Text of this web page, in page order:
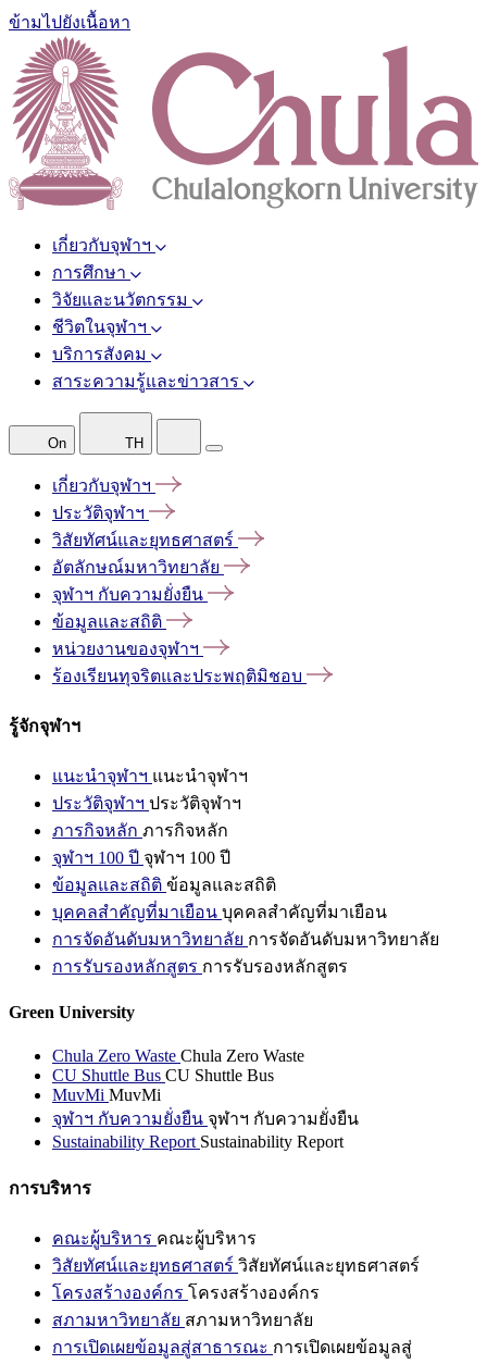
ข้ามไปยังเนื้อหา
เกี่ยวกับจุฬาฯ
การศึกษา
วิจัยและนวัตกรรม
ชีวิตในจุฬาฯ
บริการสังคม
สาระความรู้และข่าวสาร
On TH
เกี่ยวกับจุฬาฯ
ประวัติจุฬาฯ
วิสัยทัศน์และยุทธศาสตร์
อัตลักษณ์มหาวิทยาลัย
จุฬาฯ กับความยั่งยืน
ข้อมูลและสถิติ
หน่วยงานของจุฬาฯ
ร้องเรียนทุจริตและประพฤติมิชอบ
รู้จักจุฬาฯ
แนะนำจุฬาฯ แนะนำจุฬาฯ
ประวัติจุฬาฯ ประวัติจุฬาฯ
ภารกิจหลัก ภารกิจหลัก
จุฬาฯ 100 ปี จุฬาฯ 100 ปี
ข้อมูลและสถิติ ข้อมูลและสถิติ
บุคคลสำคัญที่มาเยือน บุคคลสำคัญที่มาเยือน
การจัดอันดับมหาวิทยาลัย การจัดอันดับมหาวิทยาลัย
การรับรองหลักสูตร การรับรองหลักสูตร
Green University
Chula Zero Waste Chula Zero Waste
CU Shuttle Bus CU Shuttle Bus
MuvMi MuvMi
จุฬาฯ กับความยั่งยืน จุฬาฯ กับความยั่งยืน
Sustainability Report Sustainability Report
การบริหาร
คณะผู้บริหาร คณะผู้บริหาร
วิสัยทัศน์และยุทธศาสตร์ วิสัยทัศน์และยุทธศาสตร์
โครงสร้างองค์กร โครงสร้างองค์กร
สภามหาวิทยาลัย สภามหาวิทยาลัย
การเปิดเผยข้อมูลสู่สาธารณะ การเปิดเผยข้อมูลสู่